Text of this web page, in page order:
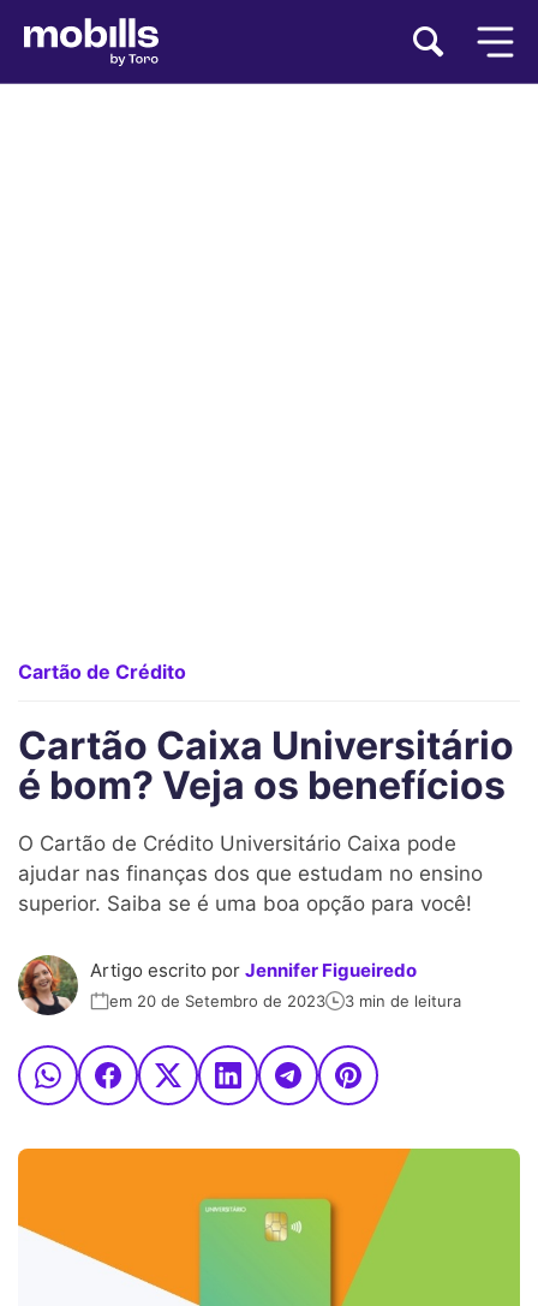
Cartão de Crédito
Cartão Caixa Universitário
é bom? Veja os benefícios
O Cartão de Crédito Universitário Caixa pode
ajudar nas finanças dos que estudam no ensino
superior. Saiba se é uma boa opção para você!
Artigo escrito por Jennifer Figueiredo
em 20 de Setembro de 2023 3 min de leitura